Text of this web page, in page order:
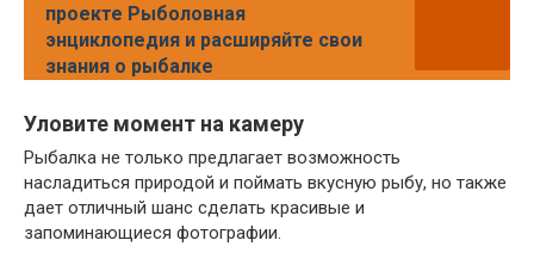
проекте Рыболовная
энциклопедия и расширяйте свои
знания о рыбалке
Уловите момент на камеру
Рыбалка не только предлагает возможность
насладиться природой и поймать вкусную рыбу, но также
дает отличный шанс сделать красивые и
запоминающиеся фотографии.